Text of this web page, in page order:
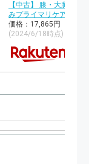
【中古】 膝・大腿部の
みプライマリケア)
価格：17,865円（税込
(2024/6/18時点)